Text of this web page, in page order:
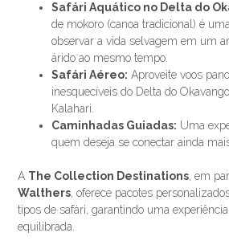
Safári Aquático no Delta do
de mokoro (canoa tradicional) é
observar a vida selvagem em um
árido ao mesmo tempo.
Safári Aéreo: Aproveite voos
inesquecíveis do Delta do
Kalahari.
Caminhadas Guiadas: Uma
quem deseja se conectar ainda
A The Collection Destinations , em
Walthers , oferece pacotes
tipos de safári, garantindo uma
equilibrada.